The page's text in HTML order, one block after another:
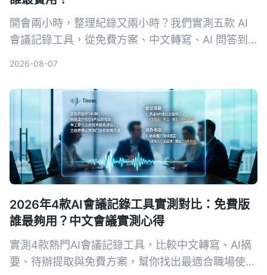
開會兩小時，整理紀錄又兩小時？我們實測五款 AI
會議記錄工具，從免費方案、中文轉寫、AI 問答到
2026-08-07
2026年4款AI會議記錄工具實測對比：免費版
誰最夠用？中文會議實測心得
實測4款熱門AI會議記錄工具，比較中文轉寫、AI摘
要、待辦提取與免費方案，幫你找出最適合職場使用